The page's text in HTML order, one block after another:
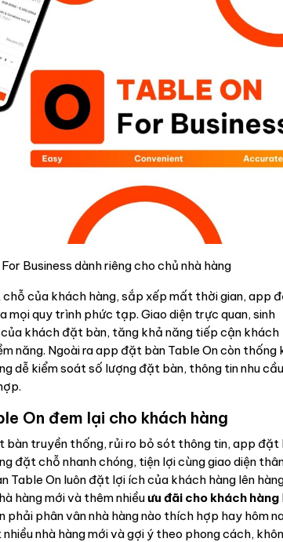
Business dành riêng cho chủ nhà hàng
của khách hàng, sắp xếp mất thời gian, app
mọi quy trình phức tạp. Giao diện trực quan, sinh
khách đặt bàn, tăng khả năng tiếp cận khách
năng. Ngoài ra app đặt bàn Table On còn thống
dễ kiểm soát số lượng đặt bàn, thông tin nhu cầu
On đem lại cho khách hàng
bàn truyền thống, rủi ro bỏ sót thông tin, app đặt
đặt chỗ nhanh chóng, tiện lợi cùng giao diện
Table On luôn đặt lợi ích của khách hàng lên
hàng mới và thêm nhiềuưu đãi cho khách hàng
phải phân vân nhà hàng nào thích hợp hay hôm
nhà hàng mới và gợi ý theo phong cách,